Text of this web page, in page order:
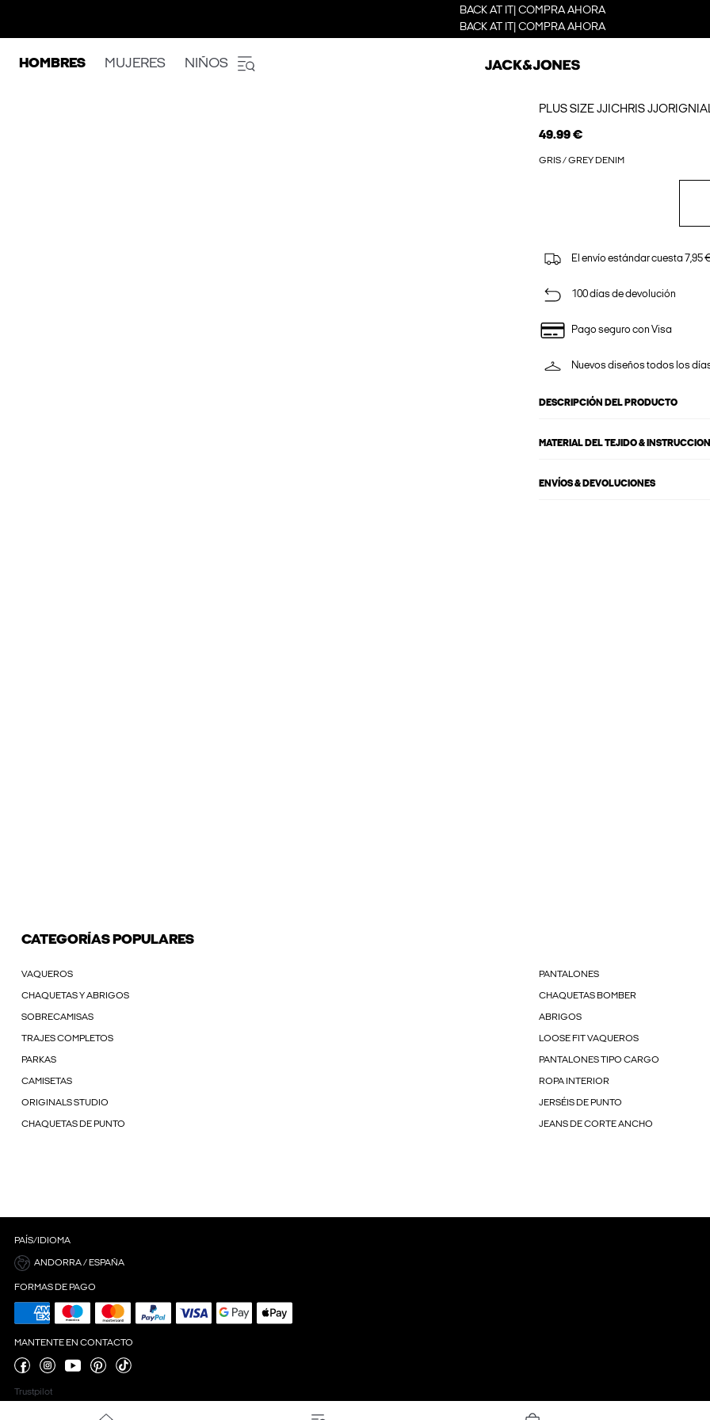
BACK AT IT| COMPRA AHORA
BACK AT IT| COMPRA AHORA
HOMBRES MUJERES NIÑOS
PLUS SIZE JJICHRIS
49.99 €
GRIS / GREY DENIM
El envío estándar cuesta 7,95
100 días de devolución
Pago seguro con Visa
Nuevos diseños todos los
DESCRIPCIÓN DEL PRODUCTO
MATERIAL DEL TEJIDO &
ENVÍOS & DEVOLUCIONES
CATEGORÍAS POPULARES
VAQUEROS PANTALONES
CHAQUETAS Y ABRIGOS CHAQUETAS BOMBER
SOBRECAMISAS ABRIGOS
TRAJES COMPLETOS LOOSE FIT VAQUEROS
PARKAS PANTALONES TIPO CARGO
CAMISETAS ROPA INTERIOR
ORIGINALS STUDIO JERSÉIS DE PUNTO
CHAQUETAS DE PUNTO JEANS DE CORTE ANCHO
PAÍS/IDIOMA
ANDORRA / ESPAÑA
FORMAS DE PAGO
MANTENTE EN CONTACTO
Trustpilot